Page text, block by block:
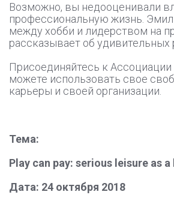
Возможно, вы недооценивали
профессиональную жизнь.
между хобби и лидерством на
рассказывает об удивительных
Присоединяйтесь к
можете использовать свое
карьеры и своей организации.
Тема:
Play can pay: serious leisure as
Дата: 24 октября 2018